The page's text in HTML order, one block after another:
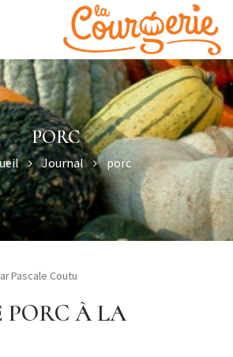
PORC
Journal porc
PORC À LA
Pascale Coutu